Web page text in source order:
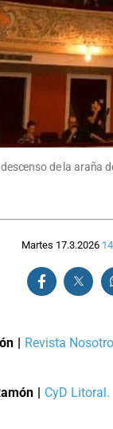
de la araña
Martes 17.3.2026
| Revista
| CyD Litoral.